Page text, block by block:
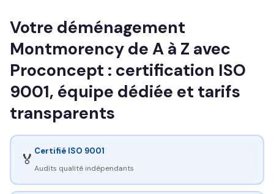
Votre déménagement
Montmorency de A à Z avec
Proconcept : certification ISO
9001, équipe dédiée et tarifs
transparents
🏅 Certifié ISO 9001
Audits qualité indépendants